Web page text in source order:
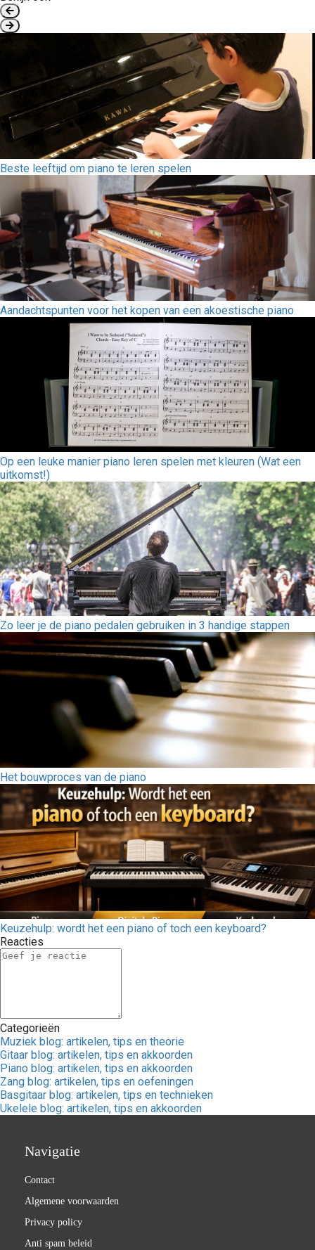
Beste leeftijd om piano te leren spelen
Aandachtspunten voor het kopen van een akoestische piano
Op een leuke manier piano leren spelen met kleuren (Wat een
uitkomst!)
Zo leer je de piano pedalen gebruiken in 3 handige stappen
Het bouwproces van de piano
Keuzehulp: wordt het een piano of toch een keyboard?
Reacties
Categorieën
Muziek blog: artikelen, tips en theorie
Gitaar blog: artikelen, tips en akkoorden
Piano blog: artikelen, tips en akkoorden
Zang blog: artikelen, tips en oefeningen
Basgitaar blog: artikelen, tips en technieken
Ukelele blog: artikelen, tips en akkoorden
Navigatie
Contact
Algemene voorwaarden
Privacy policy
Anti spam beleid